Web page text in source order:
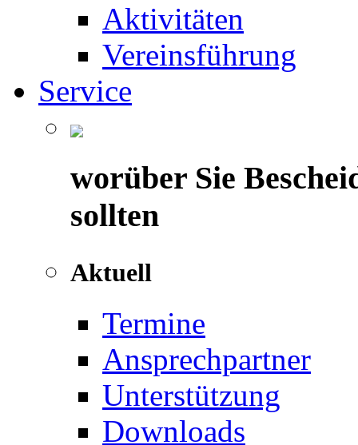
Aktivitäten
Vereinsführung
Service
worüber Sie
sollten
Aktuell
Termine
Ansprechpartner
Unterstützung
Downloads